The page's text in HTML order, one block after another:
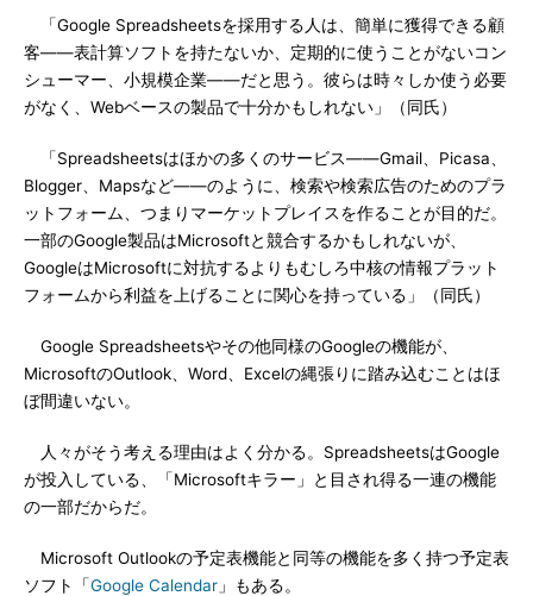
「Google Spreadsheetsを採用する人は、簡単に獲得できる顧
客――表計算ソフトを持たないか、定期的に使うことがないコン
シューマー、小規模企業――だと思う。彼らは時々しか使う必要
がなく、Webベースの製品で十分かもしれない」（同氏）
「Spreadsheetsはほかの多くのサービス――Gmail、Picasa、
Blogger、Mapsなど――のように、検索や検索広告のためのプラ
ットフォーム、つまりマーケットプレイスを作ることが目的だ。
一部のGoogle製品はMicrosoftと競合するかもしれないが、
GoogleはMicrosoftに対抗するよりもむしろ中核の情報プラット
フォームから利益を上げることに関心を持っている」（同氏）
Google Spreadsheetsやその他同様のGoogleの機能が、
MicrosoftのOutlook、Word、Excelの縄張りに踏み込むことはほ
ぼ間違いない。
人々がそう考える理由はよく分かる。SpreadsheetsはGoogle
が投入している、「Microsoftキラー」と目され得る一連の機能
の一部だからだ。
Microsoft Outlookの予定表機能と同等の機能を多く持つ予定表
ソフト「Google Calendar 」もある。